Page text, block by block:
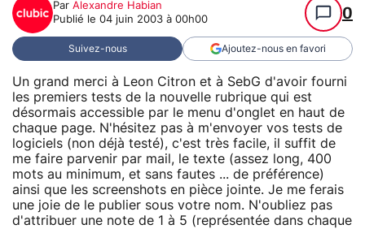
Par Alexandre Habian
Publié le 04 juin 2003 à 00h00 0
Suivez-nous Ajoutez-nous en favori
Un grand merci à Leon Citron et à SebG d'avoir fourni
les premiers tests de la nouvelle rubrique qui est
désormais accessible par le menu d'onglet en haut de
chaque page. N'hésitez pas à m'envoyer vos tests de
logiciels (non déjà testé), c'est très facile, il suffit de
me faire parvenir par mail, le texte (assez long, 400
mots au minimum, et sans fautes ... de préférence)
ainsi que les screenshots en pièce jointe. Je me ferais
une joie de le publier sous votre nom. N'oubliez pas
d'attribuer une note de 1 à 5 (représentée dans chaque